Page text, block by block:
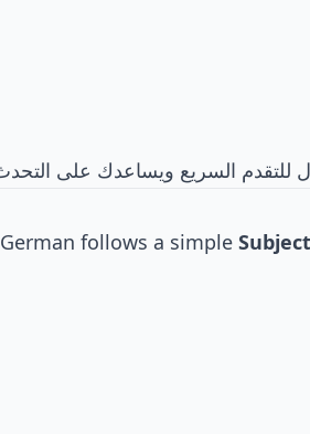
للتقدم السريع ويساعدك على
German follows a simple